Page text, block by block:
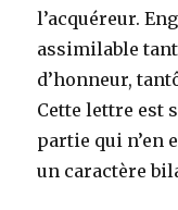
l’acquéreur.
assimilable
d’honneur,
Cette lettre est
partie qui n’en
un caractère